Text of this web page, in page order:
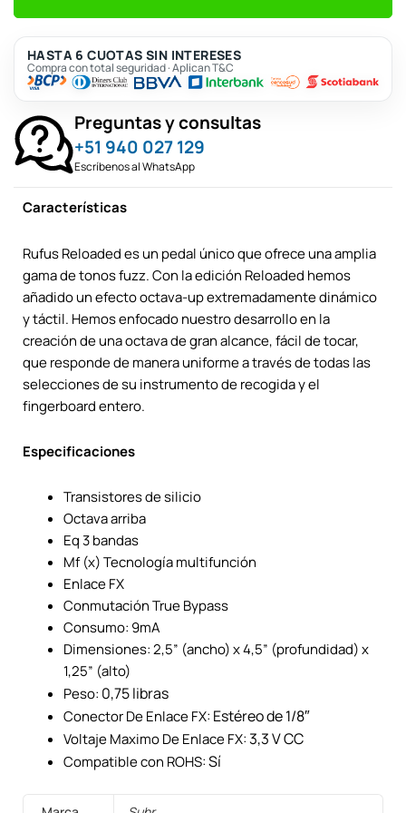
HASTA 6 CUOTAS SIN INTERESES
Compra con total seguridad · Aplican T&C
Preguntas y consultas
+51 940 027 129
Escríbenos al WhatsApp
Características
Rufus Reloaded es un pedal único que ofrece una amplia
gama de tonos fuzz. Con la edición Reloaded hemos
añadido un efecto octava-up extremadamente dinámico
y táctil. Hemos enfocado nuestro desarrollo en la
creación de una octava de gran alcance, fácil de tocar,
que responde de manera uniforme a través de todas las
selecciones de su instrumento de recogida y el
fingerboard entero.
Especificaciones
Transistores de silicio
Octava arriba
Eq 3 bandas
Mf (x) Tecnología multifunción
Enlace FX
Conmutación True Bypass
Consumo: 9mA
Dimensiones: 2,5” (ancho) x 4,5” (profundidad) x
1,25” (alto)
Peso: 0,75 libras
Conector De Enlace FX: Estéreo de 1/8″
Voltaje Maximo De Enlace FX:3,3 V CC
Compatible con ROHS:Sí